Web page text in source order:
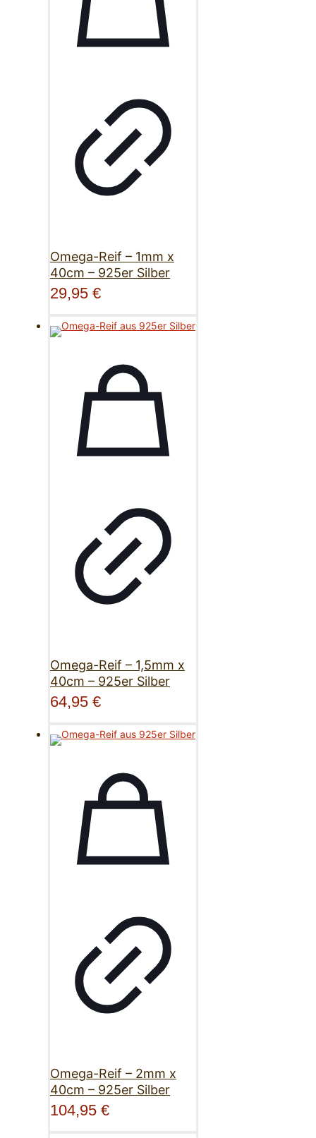
Omega-Reif – 1mm x
40cm – 925er Silber
29,95 €
Omega-Reif – 1,5mm x
40cm – 925er Silber
64,95 €
Omega-Reif – 2mm x
40cm – 925er Silber
104,95 €